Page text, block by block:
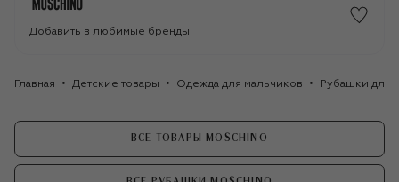
Добавить в любимые бренды
Главная Детские товары Одежда для мальчиков Рубашки для
ВСЕ ТОВАРЫ MOSCHINO